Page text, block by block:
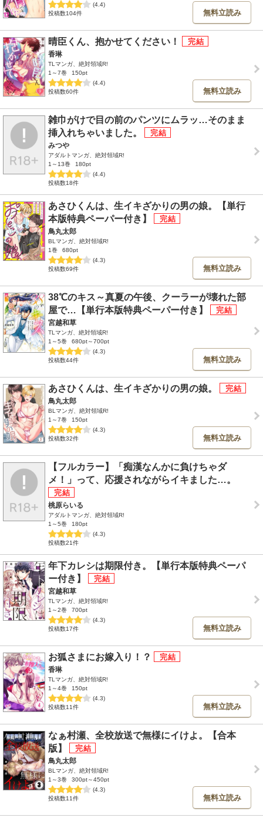
(4.4)
投稿数104件
無料立読み
晴臣くん、抱かせてください！
香琳
TLマンガ、絶対領域R!
1～7巻
150pt
(4.4)
投稿数60件
無料立読み
雑巾がけで目の前のパンツにムラッ…そのまま
挿入れちゃいました。
みつや
アダルトマンガ、絶対領域R!
1～13巻
180pt
(4.4)
投稿数18件
あさひくんは、生イキざかりの男の娘。【単行
本版特典ペーパー付き】
鳥丸太郎
BLマンガ、絶対領域R!
1巻
680pt
(4.3)
投稿数69件
無料立読み
38℃のキス～真夏の午後、クーラーが壊れた部
屋で…【単行本版特典ペーパー付き】
宮越和草
TLマンガ、絶対領域R!
1～5巻
680pt～700pt
(4.3)
投稿数44件
無料立読み
あさひくんは、生イキざかりの男の娘。
鳥丸太郎
BLマンガ、絶対領域R!
1～7巻
150pt
(4.3)
投稿数32件
無料立読み
【フルカラー】「痴漢なんかに負けちゃダ
メ！」って、応援されながらイキました…。
桃原らいる
アダルトマンガ、絶対領域R!
1～5巻
180pt
(4.3)
投稿数21件
年下カレシは期限付き。【単行本版特典ペーパ
ー付き】
宮越和草
TLマンガ、絶対領域R!
1～2巻
700pt
(4.3)
投稿数17件
無料立読み
お狐さまにお嫁入り！？
香琳
TLマンガ、絶対領域R!
1～4巻
150pt
(4.3)
投稿数11件
無料立読み
なぁ村瀬、全校放送で無様にイけよ。【合本
版】
鳥丸太郎
BLマンガ、絶対領域R!
1～3巻
300pt～450pt
(4.3)
投稿数11件
無料立読み